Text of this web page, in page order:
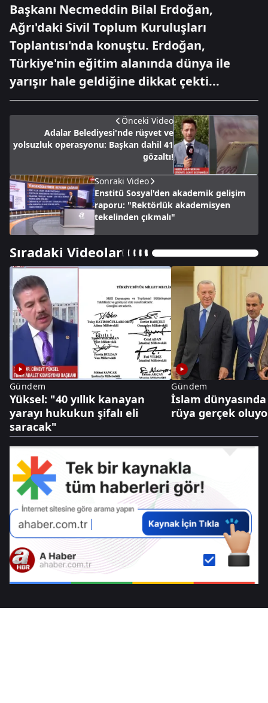
Başkanı Necmeddin Bilal Erdoğan,
Ağrı'daki Sivil Toplum Kuruluşları
Toplantısı'nda konuştu. Erdoğan,
Türkiye'nin eğitim alanında dünya ile
yarışır hale geldiğine dikkat çekti...
Önceki Video
Adalar Belediyesi'nde rüşvet ve
yolsuzluk operasyonu: Başkan dahil 41
gözaltı!
Sonraki Video
Enstitü Sosyal'den akademik gelişim
raporu: "Rektörlük akademisyen
tekelinden çıkmalı"
Sıradaki Videolar
Gündem
Yüksel: "40 yıllık kanayan
yarayı hukukun şifalı eli
saracak"
Gündem
İslam dünyasında
rüya gerçek